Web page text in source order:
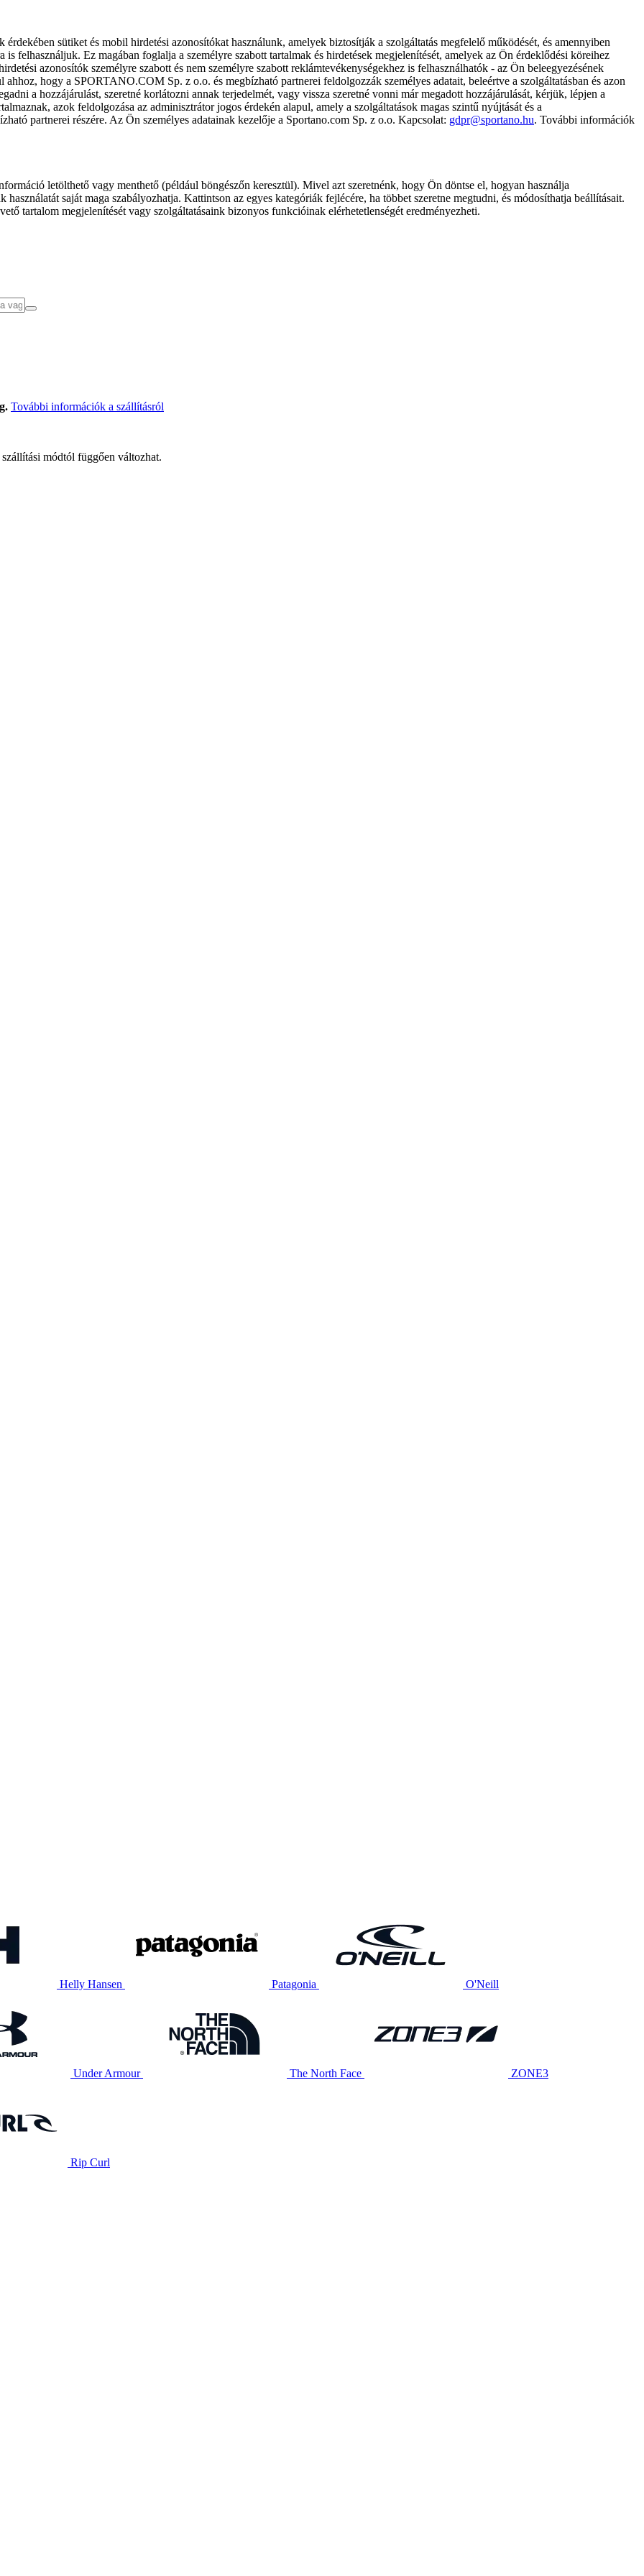
sütiket és mobil hirdetési azonosítókat használunk, amelyek biztosítják a szolgáltatás megfelelő működését, és amennyiben
is felhasználjuk. Ez magában foglalja a személyre szabott tartalmak és hirdetések megjelenítését, amelyek az Ön érdeklődési köreihez
azonosítók személyre szabott és nem személyre szabott reklámtevékenységekhez is felhasználhatók - az Ön beleegyezésének
hogy a SPORTANO.COM Sp. z o.o. és megbízható partnerei feldolgozzák személyes adatait, beleértve a szolgáltatásban és azon
a hozzájárulást, szeretné korlátozni annak terjedelmét, vagy vissza szeretné vonni már megadott hozzájárulását, kérjük, lépjen a
azok feldolgozása az adminisztrátor jogos érdekén alapul, amely a szolgáltatások magas szintű nyújtását és a
partnerei részére. Az Ön személyes adatainak kezelője a Sportano.com Sp. z o.o. Kapcsolat: gdpr@sportano.hu. További információk
letölthető vagy menthető (például böngészőn keresztül). Mivel azt szeretnénk, hogy Ön döntse el, hogyan használja
saját maga szabályozhatja. Kattintson az egyes kategóriák fejlécére, ha többet szeretne megtudni, és módosíthatja beállításait.
tartalom megjelenítését vagy szolgáltatásaink bizonyos funkcióinak elérhetetlenségét eredményezheti.
További információk a szállításról
módtól függően változhat.
Helly Hansen Patagonia O'Neill
Under Armour The North Face ZONE3
Rip Curl